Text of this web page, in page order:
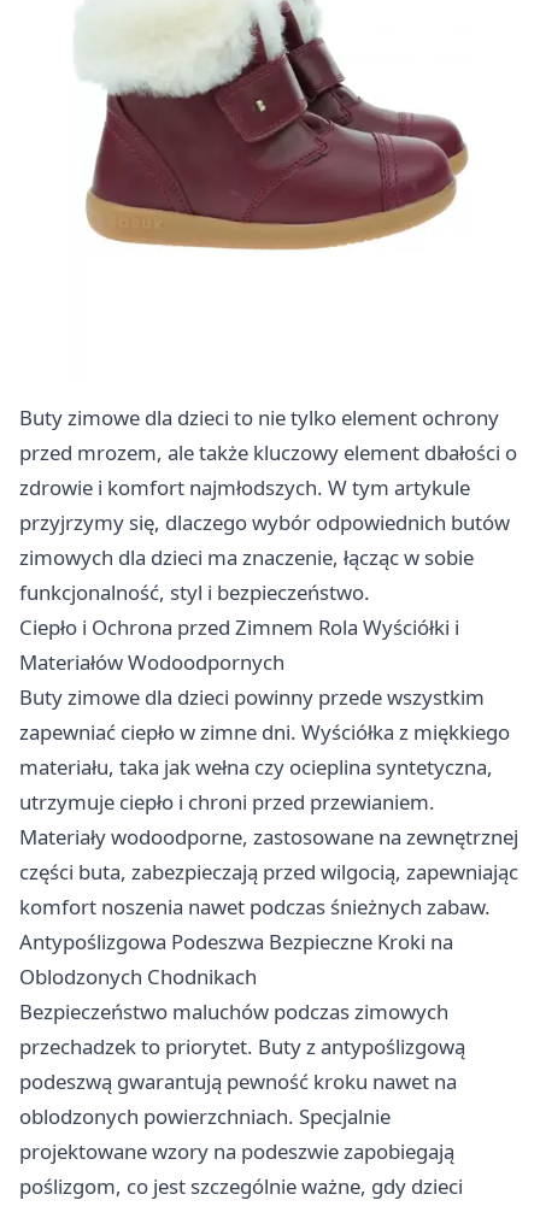
Buty zimowe dla dzieci to nie tylko element ochrony
przed mrozem, ale także kluczowy element dbałości o
zdrowie i komfort najmłodszych. W tym artykule
przyjrzymy się, dlaczego wybór odpowiednich butów
zimowych dla dzieci ma znaczenie, łącząc w sobie
funkcjonalność, styl i bezpieczeństwo.
Ciepło i Ochrona przed Zimnem Rola Wyściółki i
Materiałów Wodoodpornych
Buty zimowe dla dzieci powinny przede wszystkim
zapewniać ciepło w zimne dni. Wyściółka z miękkiego
materiału, taka jak wełna czy ocieplina syntetyczna,
utrzymuje ciepło i chroni przed przewianiem.
Materiały wodoodporne, zastosowane na zewnętrznej
części buta, zabezpieczają przed wilgocią, zapewniając
komfort noszenia nawet podczas śnieżnych zabaw.
Antypoślizgowa Podeszwa Bezpieczne Kroki na
Oblodzonych Chodnikach
Bezpieczeństwo maluchów podczas zimowych
przechadzek to priorytet. Buty z antypoślizgową
podeszwą gwarantują pewność kroku nawet na
oblodzonych powierzchniach. Specjalnie
projektowane wzory na podeszwie zapobiegają
poślizgom, co jest szczególnie ważne, gdy dzieci